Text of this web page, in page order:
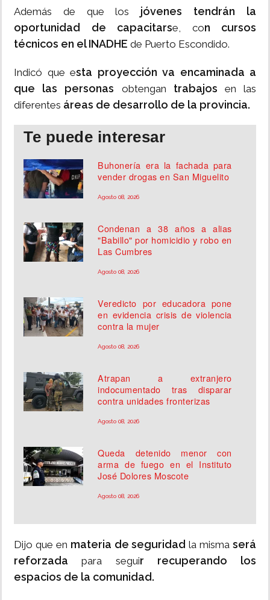
Además de que los jóvenes tendrán la
oportunidad de capacitarse, con cursos
técnicos en el INADHE de Puerto Escondido.
Indicó que esta proyección va encaminada a
que las personas obtengan trabajos en las
diferentes áreas de desarrollo de la provincia.
Te puede interesar
Buhonería era la fachada para
vender drogas en San Miguelito
Agosto 08, 2026
Condenan a 38 años a alias
"Babillo" por homicidio y robo en
Las Cumbres
Agosto 08, 2026
Veredicto por educadora pone
en evidencia crisis de violencia
contra la mujer
Agosto 08, 2026
Atrapan a extranjero
indocumentado tras disparar
contra unidades fronterizas
Agosto 08, 2026
Queda detenido menor con
arma de fuego en el Instituto
José Dolores Moscote
Agosto 08, 2026
Dijo que en materia de seguridadla misma será
reforzadapara seguir recuperando los
espacios de la comunidad.